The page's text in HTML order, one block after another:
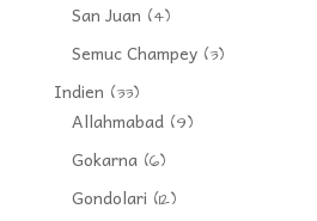
San Juan (4)
Semuc Champey(3)
Indien (33)
Allahmabad(9)
Gokarna(6)
Gondolari (12)